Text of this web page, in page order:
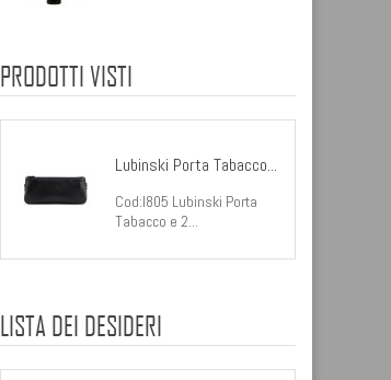
PRODOTTI VISTI
Lubinski Porta Tabacco...
Cod:I805 Lubinski Porta
Tabacco e 2...
LISTA DEI DESIDERI